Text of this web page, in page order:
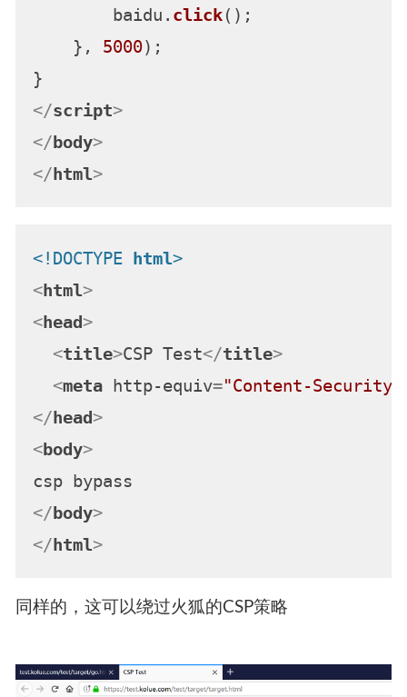
        baidu.
click();
    },
5000);
</script>
</body>
</html>
<!DOCTYPE html>
<html>
<head>
<title>CSP Test</title>
<meta http-equiv="Content-
</head>
<body>
</body>
</html>
同样的，这可以绕过火狐的CSP策略